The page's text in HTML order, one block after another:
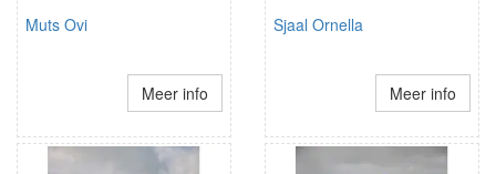
Muts Ovi
Meer info
Sjaal Ornella
Meer info